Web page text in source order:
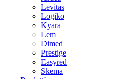
Levitas
Logiko
Kyara
Lem
Dimed
Prestige
Easyred
Skema